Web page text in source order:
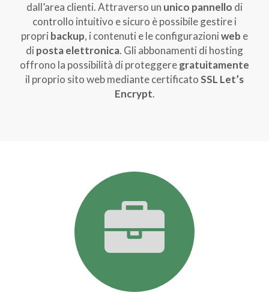
dall’area clienti. Attraverso un unico pannello di
controllo intuitivo e sicuro è possibile gestire i
propri backup, i contenuti e le configurazioniweb e
di posta elettronica. Gli abbonamenti di hosting
offrono la possibilità di proteggeregratuitamente
il proprio sito web mediante certificatoSSL Let’s
Encrypt.